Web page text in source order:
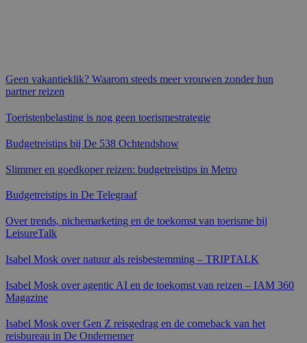
Geen vakantieklik? Waarom steeds meer vrouwen zonder hun
partner reizen
Toeristenbelasting is nog geen toerismestrategie
Budgetreistips bij De 538 Ochtendshow
Slimmer en goedkoper reizen: budgetreistips in Metro
Budgetreistips in De Telegraaf
Over trends, nichemarketing en de toekomst van toerisme bij
LeisureTalk
Isabel Mosk over natuur als reisbestemming – TRIPTALK
Isabel Mosk over agentic AI en de toekomst van reizen – IAM 360
Magazine
Isabel Mosk over Gen Z reisgedrag en de comeback van het
reisbureau in De Ondernemer